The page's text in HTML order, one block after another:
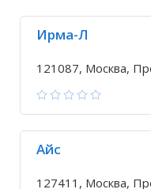
Ирма-Л
121087, Москва,
Айс
127411, Москва,